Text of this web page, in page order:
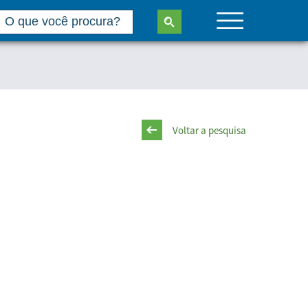
Voltar a pesquisa